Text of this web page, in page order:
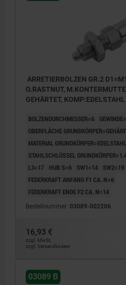
ARRETIERBOLZEN GR.2
O.RASTNUT,
GEHÄRTET, KOMP:EDELSTAHL
BOLZENDURCHMESSER=6
OBERFLÄCHE
MATERIAL GRUNDKÖRPER=EDELSTAHL
STAHLSCHLÜSSEL
L3=17
HUB S=6 SW1=14 SW2=19
FEDERKRAFT ANFANG F1 CA. N=6
FEDERKRAFT ENDE F2 CA. N=14
Bestellnummer: 03089-002206
16,93 €
zzgl. MwSt.
zzgl. Versandkosten
03089 B